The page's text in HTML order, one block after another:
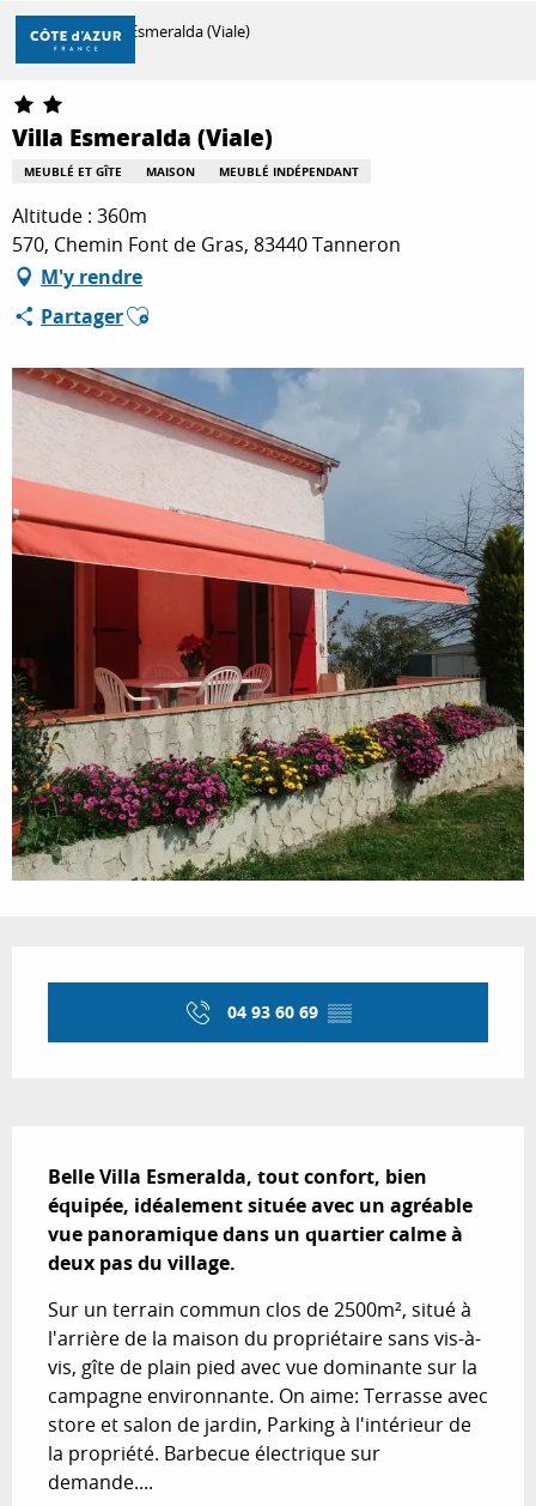
Aller
contenu
principal
DÉCOUVRIR
À FAIRE
SÉJOURNER
Accueil Villa Esmeralda (Viale)
Villa Esmeralda (Viale)
MEUBLÉ ET GÎTE MAISON MEUBLÉ INDÉPENDANT
Altitude : 360m
570, Chemin Font de Gras, 83440 Tanneron
M'y rendre
PartagerAjouter aux favoris
04 93 60 69 ▒▒
Belle Villa Esmeralda, tout confort, bien
équipée, idéalement située avec un agréable
vue panoramique dans un quartier calme à
deux pas du village.
Sur un terrain commun clos de 2500m², situé à
l'arrière de la maison du propriétaire sans vis-à-
vis, gîte de plain pied avec vue dominante sur la
campagne environnante. On aime: Terrasse avec
store et salon de jardin, Parking à l'intérieur de
la propriété. Barbecue électrique sur
demande....